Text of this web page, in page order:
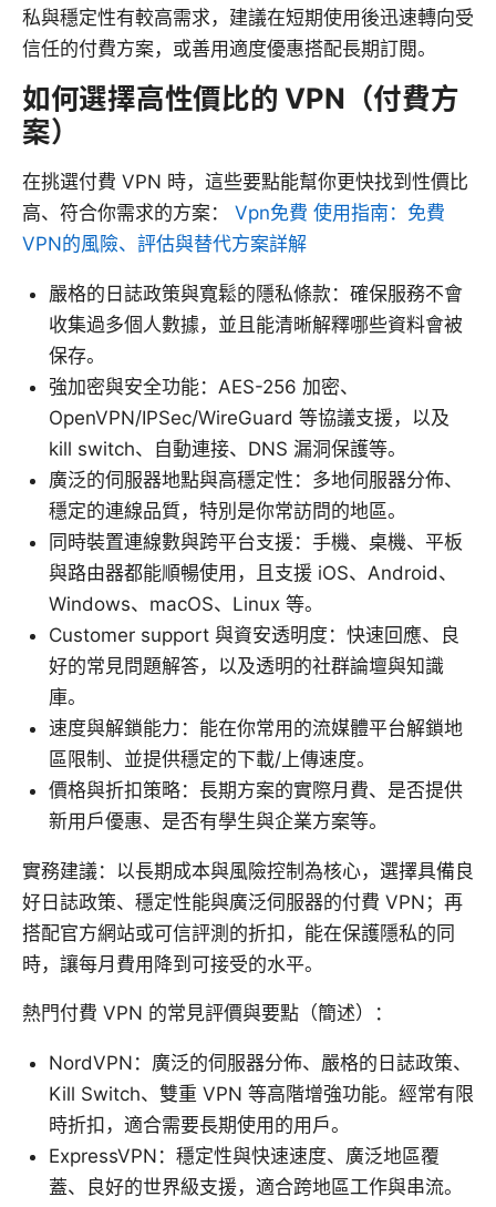
私與穩定性有較高需求，建議在短期使用後迅速轉向受
信任的付費方案，或善用適度優惠搭配長期訂閱。
如何選擇高性價比的 VPN（付費方
案）
在挑選付費 VPN 時，這些要點能幫你更快找到性價比
高、符合你需求的方案： Vpn免費 使用指南：免費
VPN的風險、評估與替代方案詳解
嚴格的日誌政策與寬鬆的隱私條款：確保服務不會
收集過多個人數據，並且能清晰解釋哪些資料會被
保存。
強加密與安全功能：AES-256 加密、
OpenVPN/IPSec/WireGuard 等協議支援，以及
kill switch、自動連接、DNS 漏洞保護等。
廣泛的伺服器地點與高穩定性：多地伺服器分佈、
穩定的連線品質，特別是你常訪問的地區。
同時裝置連線數與跨平台支援：手機、桌機、平板
與路由器都能順暢使用，且支援 iOS、Android、
Windows、macOS、Linux 等。
Customer support 與資安透明度：快速回應、良
好的常見問題解答，以及透明的社群論壇與知識
庫。
速度與解鎖能力：能在你常用的流媒體平台解鎖地
區限制、並提供穩定的下載/上傳速度。
價格與折扣策略：長期方案的實際月費、是否提供
新用戶優惠、是否有學生與企業方案等。
實務建議：以長期成本與風險控制為核心，選擇具備良
好日誌政策、穩定性能與廣泛伺服器的付費 VPN；再
搭配官方網站或可信評測的折扣，能在保護隱私的同
時，讓每月費用降到可接受的水平。
熱門付費 VPN 的常見評價與要點（簡述）：
NordVPN：廣泛的伺服器分佈、嚴格的日誌政策、
Kill Switch、雙重 VPN 等高階增強功能。經常有限
時折扣，適合需要長期使用的用戶。
ExpressVPN：穩定性與快速速度、廣泛地區覆
蓋、良好的世界級支援，適合跨地區工作與串流。